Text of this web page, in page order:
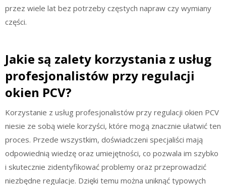
przez wiele lat bez potrzeby częstych napraw czy wymiany
części.
Jakie są zalety korzystania z usług
profesjonalistów przy regulacji
okien PCV?
Korzystanie z usług profesjonalistów przy regulacji okien PCV
niesie ze sobą wiele korzyści, które mogą znacznie ułatwić ten
proces. Przede wszystkim, doświadczeni specjaliści mają
odpowiednią wiedzę oraz umiejętności, co pozwala im szybko
i skutecznie zidentyfikować problemy oraz przeprowadzić
niezbędne regulacje. Dzięki temu można uniknąć typowych